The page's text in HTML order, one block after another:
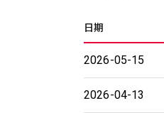
日期
2026-05-15
2026-04-13